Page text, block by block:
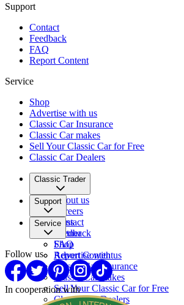
Support
Contact
Feedback
FAQ
Report Content
Service
Shop
Advertise with us
Classic Car Insurance
Classic Car makes
Sell Your Classic Car for Free
Classic Car Dealers
Classic Trader
About us
Careers
Press
Partner
Support
Contact
Feedback
FAQ
Report Content
Service
Shop
Advertise with us
Classic Car Insurance
Classic Car makes
Sell Your Classic Car for Free
Classic Car Dealers
Follow us
In cooperation with